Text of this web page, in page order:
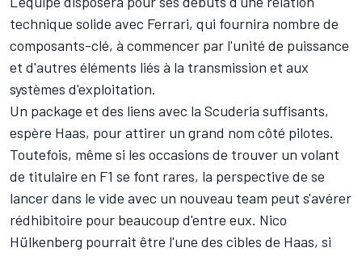
technique solide avec Ferrari, qui fournira nombre de
composants-clé, à commencer par l'unité de puissance
et d'autres éléments liés à la transmission et aux
systèmes d'exploitation.
Un package et des liens avec la Scuderia suffisants,
espère Haas, pour attirer un grand nom côté pilotes.
Toutefois, même si les occasions de trouver un volant
de titulaire en F1 se font rares, la perspective de se
lancer dans le vide avec un nouveau team peut s'avérer
rédhibitoire pour beaucoup d'entre eux. Nico
Hülkenberg pourrait être l'une des cibles de Haas, si